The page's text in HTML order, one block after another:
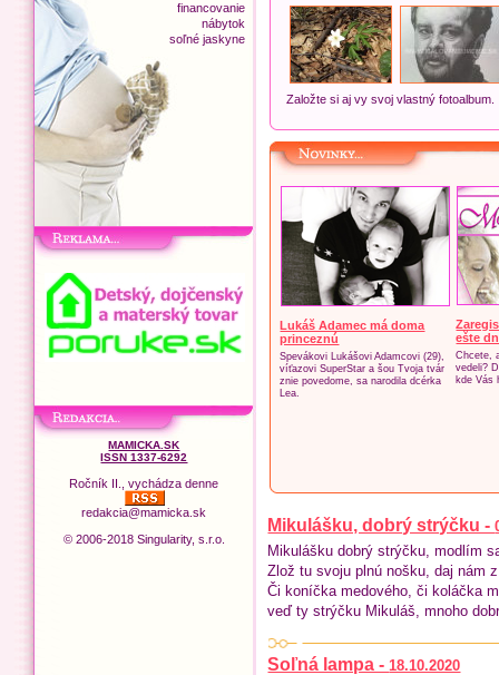
financovanie
nábytok
soľné jaskyne
MAMICKA.SK
ISSN 1337-6292
Ročník II., vychádza denne
redakcia@mamicka.sk
© 2006-2018 Singularity, s.r.o.
Založte si aj vy svoj vlastný fotoalbum.
Lukáš Adamec má doma
princeznú
Spevákovi Lukášovi Adamcovi (29),
víťazovi SuperStar a šou Tvoja tvár
znie povedome, sa narodila dcérka
Lea.
ešte
Chcete,
vedeli?
kde Vás
Mikulášku, dobrý strýčku -
Mikulášku dobrý strýčku, modlím
Zlož tu svoju plnú nošku, daj nám
Či koníčka medového, či koláčka
veď ty strýčku Mikuláš, mnoho
Soľná lampa - 18.10.2020